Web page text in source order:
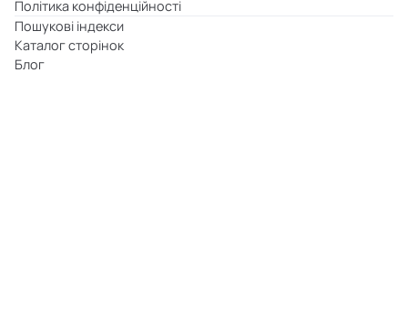
Політика конфіденційності
Пошукові індекси
Каталог сторінок
Блог